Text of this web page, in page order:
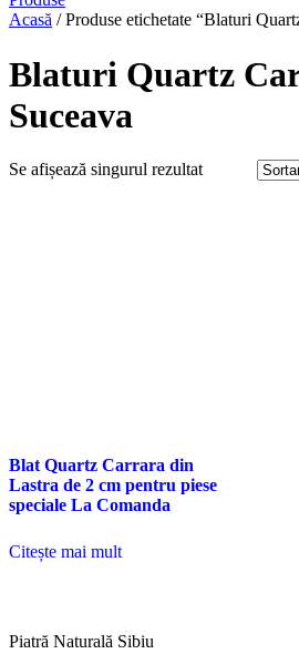
Acasă / Produse etichetate “Blaturi
Blaturi Quartz
Suceava
Se afișează singurul rezultat
Blat Quartz Carrara din
Lastra de 2 cm pentru piese
speciale La Comanda
Citește mai mult
Piatră Naturală Sibiu